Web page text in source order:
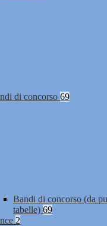
di concorso 69
Bandi di concorso (da
tabelle) 69
2